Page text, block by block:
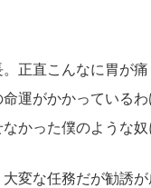
正直こんなに胃が
運がかかっている
かった僕のような奴
変な任務だが勧誘が